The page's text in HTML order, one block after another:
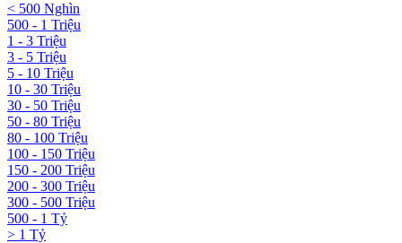
< 500 Nghìn
500 - 1 Triệu
1 - 3 Triệu
3 - 5 Triệu
5 - 10 Triệu
10 - 30 Triệu
30 - 50 Triệu
50 - 80 Triệu
80 - 100 Triệu
100 - 150 Triệu
150 - 200 Triệu
200 - 300 Triệu
300 - 500 Triệu
500 - 1 Tỷ
> 1 Tỷ